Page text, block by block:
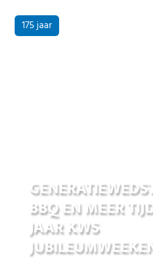
175 jaar
BBQ EN MEER
JAAR KWS